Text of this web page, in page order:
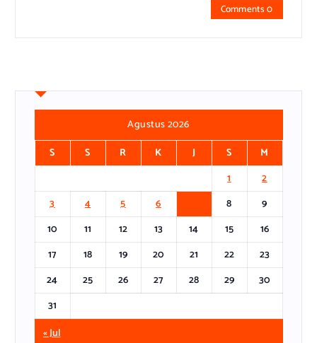
Comments 0
Agustus 2026
S
S R K J S
M
1
2
3
4 5 6 8
9
10
11 12 13 14 15
16
17
18 19 20 21 22
23
24
25 26 27 28 29
30
31
« Jul